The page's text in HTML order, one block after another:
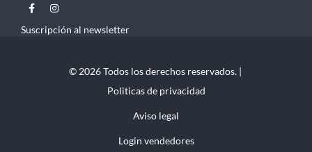
Suscripción al newsletter
© 2026 Todos los derechos reservados. |
Politicas de privacidad
Aviso legal
Login vendedores